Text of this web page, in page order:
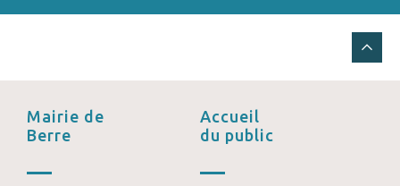
Mairie de
Berre
Accueil
du public